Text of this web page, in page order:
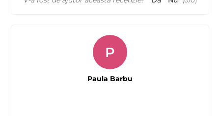
P
Paula Barbu